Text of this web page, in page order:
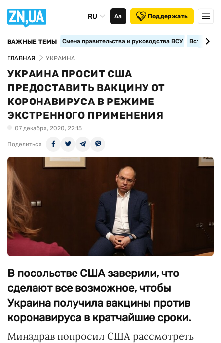
RU Аа Поддержать
ВАЖНЫЕ ТЕМЫ Смена правительства и руководства ВСУ
ГЛАВНАЯ УКРАИНА
УКРАИНА ПРОСИТ США
ПРЕДОСТАВИТЬ ВАКЦИНУ ОТ
КОРОНАВИРУСА В РЕЖИМЕ
ЭКСТРЕННОГО ПРИМЕНЕНИЯ
07 декабря, 2020, 22:15
Поделиться
В посольстве США заверили, что
сделают все возможное, чтобы
Украина получила вакцины против
коронавируса в кратчайшие сроки.
Минздрав попросил США рассмотреть